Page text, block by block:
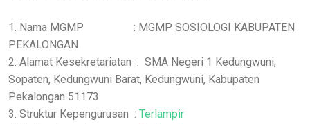
1. Nama MGMP : MGMP SOSIOLOGI KABUPATEN
PEKALONGAN
2. Alamat Kesekretariatan : SMA Negeri 1 Kedungwuni,
Sopaten, Kedungwuni Barat, Kedungwuni, Kabupaten
Pekalongan 51173
3. Struktur Kepengurusan : Terlampir